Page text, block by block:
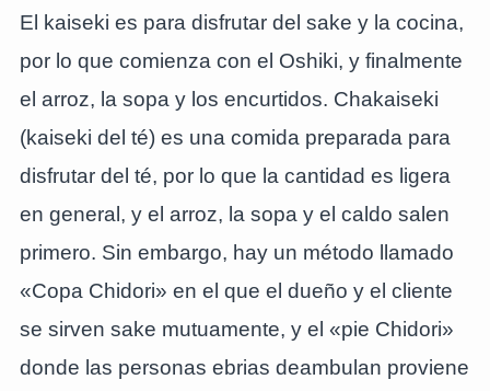
El kaiseki es para disfrutar del sake y la cocina,
por lo que comienza con el Oshiki, y finalmente
el arroz, la sopa y los encurtidos. Chakaiseki
(kaiseki del té) es una comida preparada para
disfrutar del té, por lo que la cantidad es ligera
en general, y el arroz, la sopa y el caldo salen
primero. Sin embargo, hay un método llamado
«Copa Chidori» en el que el dueño y el cliente
se sirven sake mutuamente, y el «pie Chidori»
donde las personas ebrias deambulan proviene